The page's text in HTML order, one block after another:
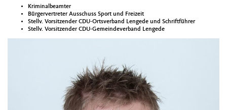
Kriminalbeamter
Bürgervertreter Ausschuss Sport und Freizeit
Stellv. Vorsitzender CDU-Ortsverband Lengede und Schriftführer
Stellv. Vorsitzender CDU-Gemeindeverband Lengede